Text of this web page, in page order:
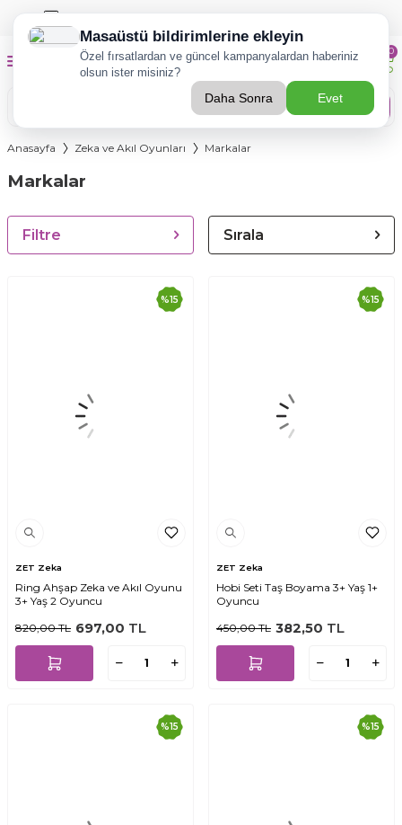
Ara
0
Anasayfa Zeka ve Akıl Oyunları Markalar
Markalar
Filtre Sırala
%15
ZET Zeka
Ring Ahşap Zeka ve Akıl Oyunu
3+ Yaş 2 Oyuncu
820,00TL 697,00 TL
%15
ZET Zeka
Hobi Seti Taş Boyama 3+ Yaş 1+
Oyuncu
450,00TL 382,50 TL
%15 %15